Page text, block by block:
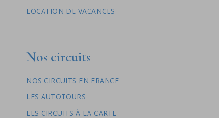
LOCATION DE VACANCES
Nos circuits
NOS CIRCUITS EN FRANCE
LES AUTOTOURS
LES CIRCUITS À LA CARTE